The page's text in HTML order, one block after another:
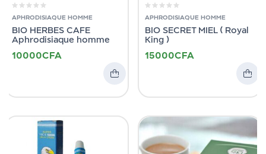
APHRODISIAQUE HOMME
BIO HERBES CAFE
Aphrodisiaque homme
10000CFA
APHRODISIAQUE HOMME
BIO SECRET MIEL ( Royal
King )
15000CFA